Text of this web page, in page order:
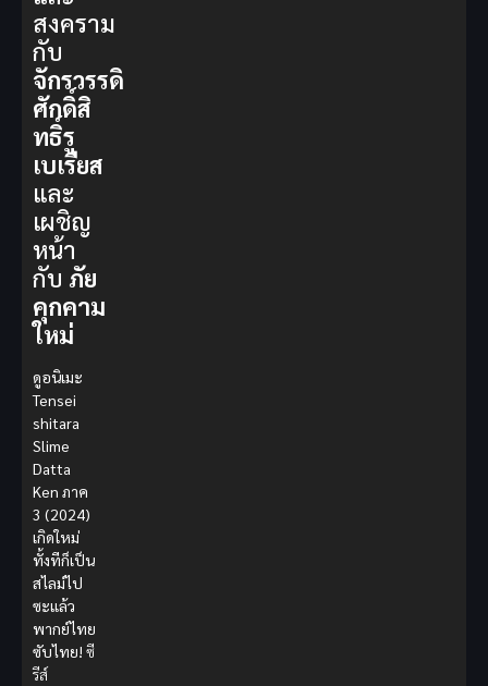
สงคราม
กับ
จักรวรรดิ
ศักดิ์สิ
ทธิ์รู
เบเรียส
และ
เผชิญ
หน้า
กับ ภัย
คุกคาม
ใหม่
ดูอนิเมะ
Tensei
shitara
Slime
Datta
Ken ภาค
3 (2024)
เกิดใหม่
ทั้งทีก็เป็น
สไลม์ไป
ซะแล้ว
พากย์ไทย
ซับไทย! ซี
รีส์